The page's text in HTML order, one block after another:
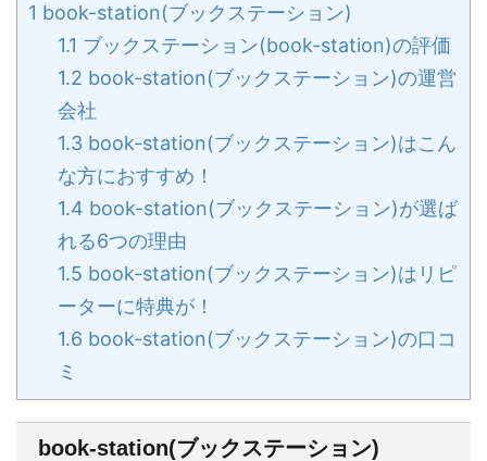
1 book-station(ブックステーション)
1.1 ブックステーション(book-station)の評価
1.2 book-station(ブックステーション)の運営
会社
1.3 book-station(ブックステーション)はこん
な方におすすめ！
1.4 book-station(ブックステーション)が選ば
れる6つの理由
1.5 book-station(ブックステーション)はリピ
ーターに特典が！
1.6 book-station(ブックステーション)の口コ
ミ
book-station(ブックステーション)